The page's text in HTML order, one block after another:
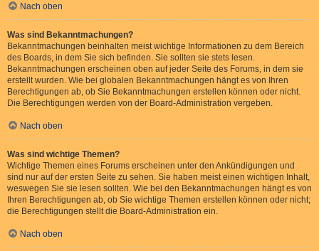
Nach oben
Was sind Bekanntmachungen?
Bekanntmachungen beinhalten meist wichtige Informationen zu dem Bereich
des Boards, in dem Sie sich befinden. Sie sollten sie stets lesen.
Bekanntmachungen erscheinen oben auf jeder Seite des Forums, in dem sie
erstellt wurden. Wie bei globalen Bekanntmachungen hängt es von Ihren
Berechtigungen ab, ob Sie Bekanntmachungen erstellen können oder nicht.
Die Berechtigungen werden von der Board-Administration vergeben.
Nach oben
Was sind wichtige Themen?
Wichtige Themen eines Forums erscheinen unter den Ankündigungen und
sind nur auf der ersten Seite zu sehen. Sie haben meist einen wichtigen Inhalt,
weswegen Sie sie lesen sollten. Wie bei den Bekanntmachungen hängt es von
Ihren Berechtigungen ab, ob Sie wichtige Themen erstellen können oder nicht;
die Berechtigungen stellt die Board-Administration ein.
Nach oben